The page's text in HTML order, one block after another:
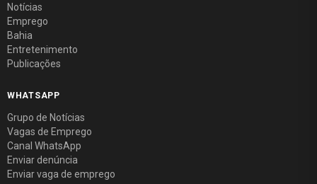
Notícias
Emprego
Bahia
Entretenimento
Publicações
WHATSAPP
Grupo de Notícias
Vagas de Emprego
Canal WhatsApp
Enviar denúncia
Enviar vaga de emprego